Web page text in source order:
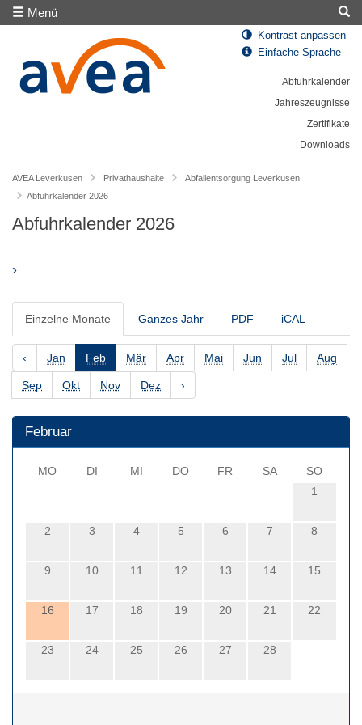
Menü
Kontrast anpassen
Einfache Sprache
Abfuhrkalender
Jahreszeugnisse
Zertifikate
Downloads
AVEA Leverkusen Privathaushalte
Abfallentsorgung Leverkusen
Abfuhrkalender 2026
Abfuhrkalender 2026
›
Einzelne Monate Ganzes Jahr PDF iCAL
‹ Jan Feb Mär Apr Mai Jun Jul Aug
Sep Okt Nov Dez ›
Februar
MO DI MI DO FR SA
SO
1
2 3 4 5 6 7 8
9 10 11 12 13 14 15
16 17 18 19 20 21 22
23 24 25 26 27 28